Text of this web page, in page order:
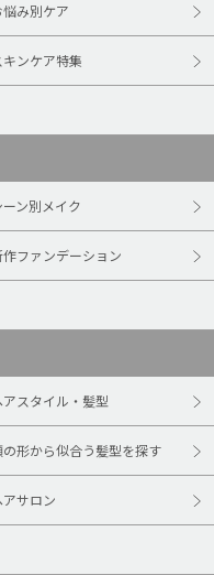
悩み別ケア
キンケア特集
ーン別メイク
作ファンデーション
アスタイル・髪型
の形から似合う髪型を探す
アサロン